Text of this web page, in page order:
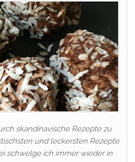
skandinavische Rezepte zu
und leckersten Rezepte
schwelge ich immer wieder in